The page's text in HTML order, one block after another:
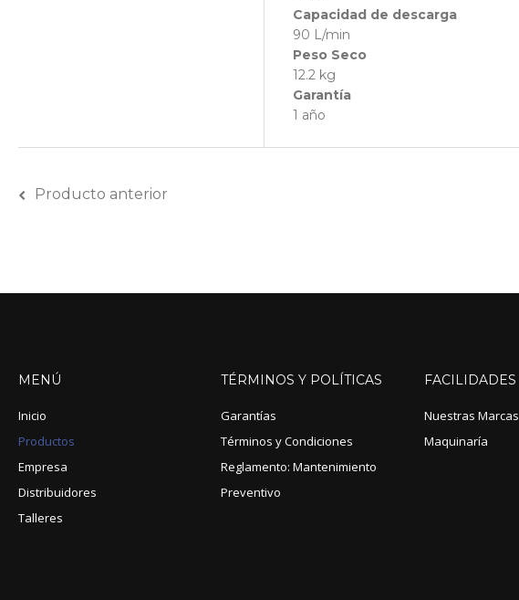
Capacidad de descarga
90 L/min
Peso Seco
12.2 kg
Garantía
1 año
Producto anterior
MENÚ
Inicio
Productos
Empresa
Distribuidores
Talleres
TÉRMINOS Y POLÍTICAS
Garantías
Términos y Condiciones
Reglamento: Mantenimiento
Preventivo
FACILIDADES
Nuestras Marcas
Maquinaría